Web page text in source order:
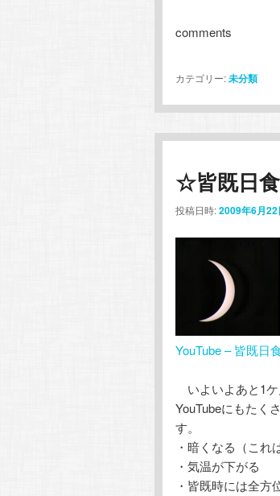
comments
カテゴリー:未分類
☆皆既日
投稿日時:2009年6月22
YouTube – 皆既日
いよいよあと1ケ
YouTubeにもたく
す。
・暗くなる（これ
・気温が下がる
・皆既時には全方